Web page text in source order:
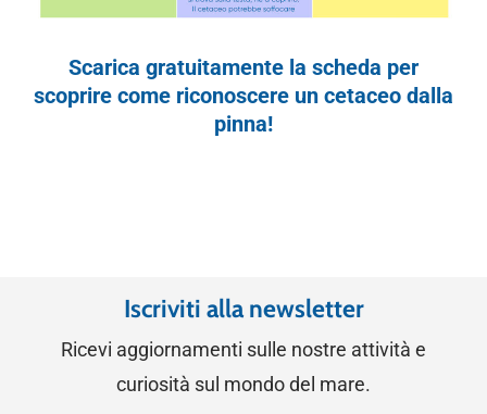
Scarica gratuitamente la scheda per
scoprire come riconoscere un cetaceo dalla
pinna!
Iscriviti alla newsletter
Ricevi aggiornamenti sulle nostre attività e
curiosità sul mondo del mare.